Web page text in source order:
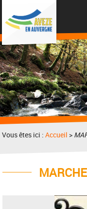
Vous êtes ici :Accueil >